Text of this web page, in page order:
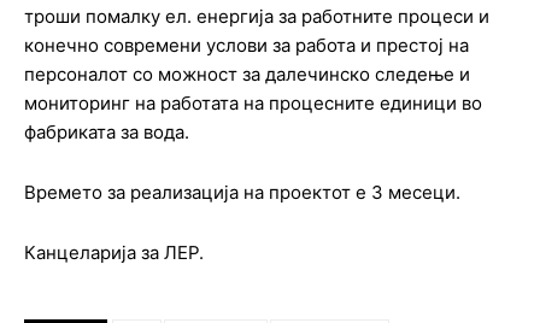
троши помалку ел. енергија за работните процеси и
конечно современи услови за работа и престој на
персоналот со можност за далечинско следење и
мониторинг на работата на процесните единици во
фабриката за вода.
Времето за реализација на проектот е 3 месеци.
Канцеларија за ЛЕР.